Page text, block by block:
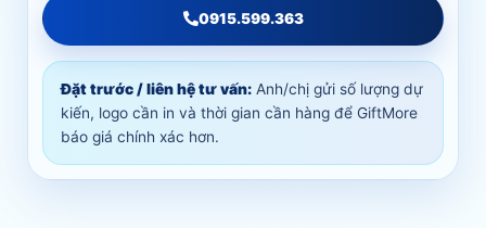
0915.599.363
Đặt trước / liên hệ tư vấn:Anh/chị gửi số lượng dự
kiến, logo cần in và thời gian cần hàng để GiftMore
báo giá chính xác hơn.